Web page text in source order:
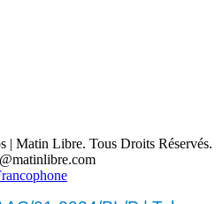
| Matin Libre. Tous Droits Réservés.